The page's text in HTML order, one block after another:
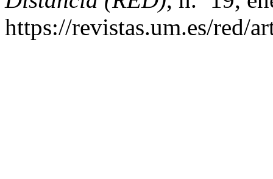
https://revistas.um.es/red/